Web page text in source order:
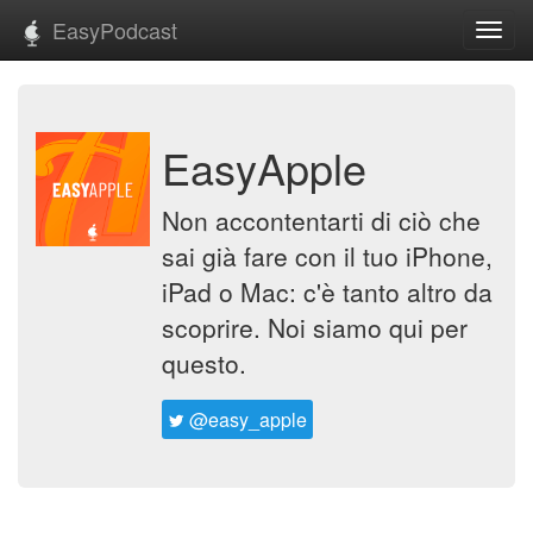
EasyPodcast
EasyApple
Non accontentarti di ciò che
sai già fare con il tuo iPhone,
iPad o Mac: c'è tanto altro da
scoprire. Noi siamo qui per
questo.
@easy_apple